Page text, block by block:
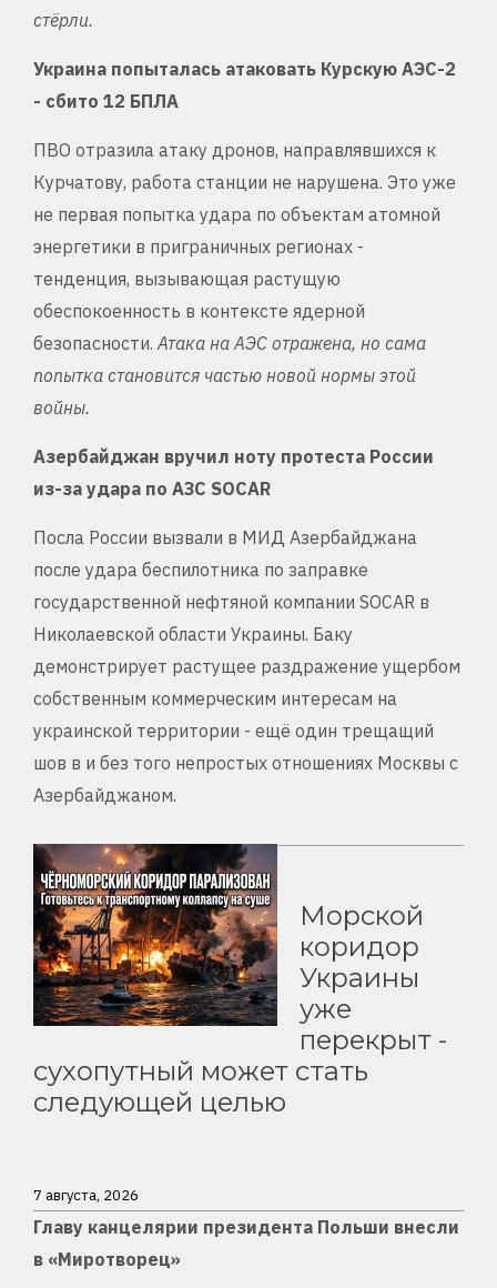
стёрли.
Украина попыталась атаковать Курскую АЭС-2
- сбито 12 БПЛА
ПВО отразила атаку дронов, направлявшихся к
Курчатову, работа станции не нарушена. Это уже
не первая попытка удара по объектам атомной
энергетики в приграничных регионах -
тенденция, вызывающая растущую
обеспокоенность в контексте ядерной
безопасности. Атака на АЭС отражена, но сама
попытка становится частью новой нормы этой
войны.
Азербайджан вручил ноту протеста России
из-за удара по АЗС SOCAR
Посла России вызвали в МИД Азербайджана
после удара беспилотника по заправке
государственной нефтяной компании SOCAR в
Николаевской области Украины. Баку
демонстрирует растущее раздражение ущербом
собственным коммерческим интересам на
украинской территории - ещё один трещащий
шов в и без того непростых отношениях Москвы с
Азербайджаном.
Морской
коридор
Украины
уже
перекрыт -
сухопутный может стать
следующей целью
7 августа, 2026
Главу канцелярии президента Польши внесли
в «Миротворец»